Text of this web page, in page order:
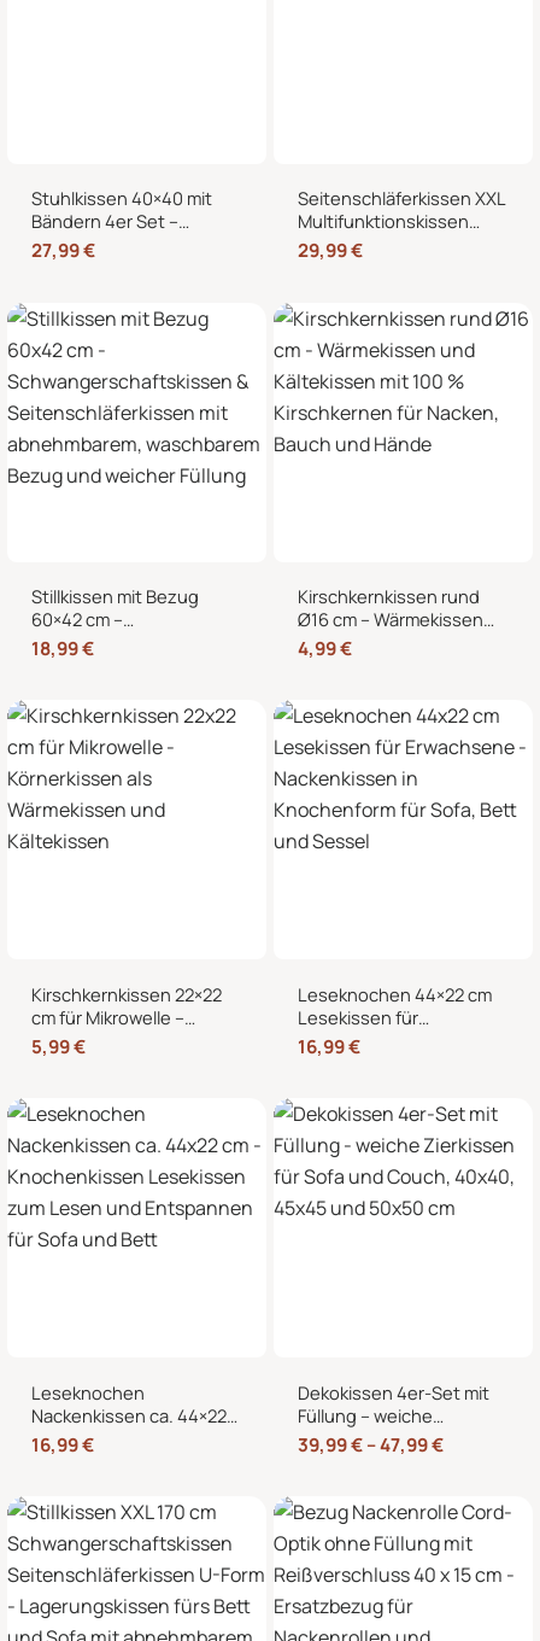
Stuhlkissen 40×40 mit
Bändern 4er Set –
Sitzkissen für Indoor &
Outdoor
27,99€
Seitenschläferkissen XXL
Multifunktionskissen
Stillkissen – Lesekissen
für Bett und Sofa, weich
29,99€
Stillkissen mit Bezug
60×42 cm –
Schwangerschaftskissen
& Seitenschläferkissen
waschbarem Bezug und
weicher Füllung
18,99€
Kirschkernkissen rund
Ø16 cm – Wärmekissen
und Kältekissen mit 100
% Kirschkernen für
Hände
4,99€
Kirschkernkissen 22×22
cm für Mikrowelle –
Körnerkissen als
Wärmekissen und
5,99€
Leseknochen 44×22 cm
Lesekissen für
Erwachsene –
Nackenkissen in
Bett und Sessel
16,99€
Leseknochen
Nackenkissen ca. 44×22
cm – Knochenkissen
Lesekissen zum Lesen
und Bett
16,99€
Dekokissen 4er-Set mit
Füllung – weiche
Zierkissen für Sofa und
Couch, 40×40, 45×45
39,99€–47,99€